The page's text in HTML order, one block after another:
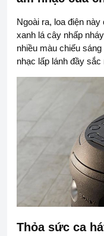
Ngoài ra, loa điện
xanh lá cây nhấp
nhiều màu chiếu
nhạc lấp lánh đầy sắc
Thỏa sức ca